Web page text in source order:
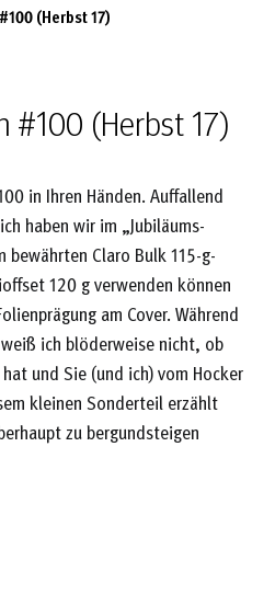
#100 (Herbst 17)
#100 (Herbst 17)
in Ihren Händen. Auffallend
haben wir im „Jubiläums-
Claro Bulk 115-g-
120 g verwenden können
am Cover. Während
ich blöderweise nicht, ob
und Sie (und ich) vom Hocker
kleinen Sonderteil erzählt
zu bergundsteigen